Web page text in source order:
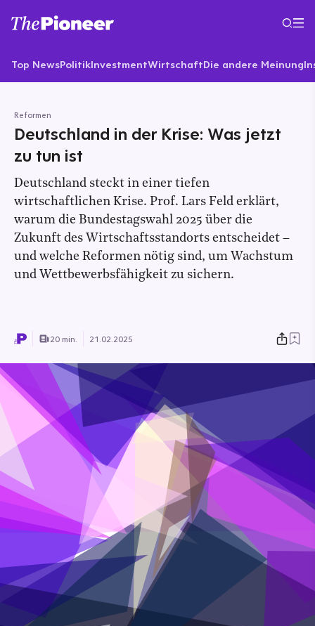
Top NewsPolitikInvestmentWirtschaftDie andere Meinung
Reformen
Deutschland in der Krise: Was jetzt
zu tun ist
Deutschland steckt in einer tiefen
wirtschaftlichen Krise. Prof. Lars Feld erklärt,
warum die Bundestagswahl 2025 über die
Zukunft des Wirtschaftsstandorts entscheidet –
und welche Reformen nötig sind, um Wachstum
und Wettbewerbsfähigkeit zu sichern.
20 min. 21.02.2025